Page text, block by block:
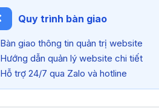
Quy trình bàn giao
Bàn giao thông tin quản trị website
Hướng dẫn quản lý website chi tiết
Hỗ trợ 24/7 qua Zalo và hotline